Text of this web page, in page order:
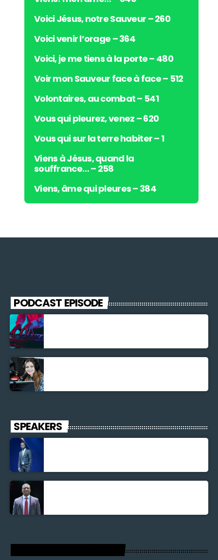
Voici Jésus, notre Sauveur – 260
Voici venir l’orage – 364
Voici, je me tiens à la porte – 480
Voir mon Sauveur face à face – 512
Volontaires, au combat – 541
Vous qui pleurez, venez – 620
Vous qui sur la terre habiter – 1
Viens à Jésus, quand la
souffrance… – 258
Viens, âme qui pleures – 384
PODCAST EPISODE
SPEAKERS